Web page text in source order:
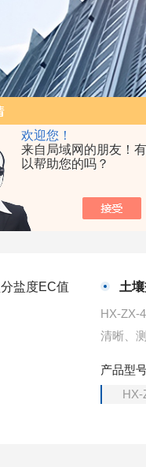
欢迎您！
来自局域网的朋友！
以帮助您的吗？
土
HX-ZX-
清晰、
产品型
HX-